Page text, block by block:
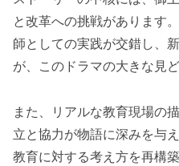
と改革への挑戦があります
師としての実践が交錯し、
が、このドラマの大きな見ど
また、リアルな教育現場の
立と協力が物語に深みを与
教育に対する考え方を再構